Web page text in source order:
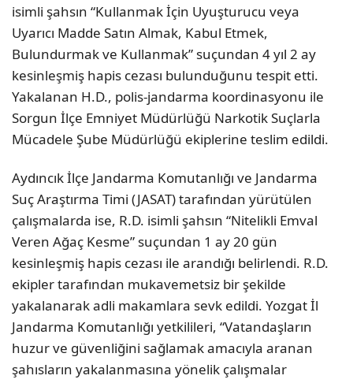
isimli şahsın “Kullanmak İçin Uyuşturucu veya
Uyarıcı Madde Satın Almak, Kabul Etmek,
Bulundurmak ve Kullanmak” suçundan 4 yıl 2 ay
kesinleşmiş hapis cezası bulunduğunu tespit etti.
Yakalanan H.D., polis-jandarma koordinasyonu ile
Sorgun İlçe Emniyet Müdürlüğü Narkotik Suçlarla
Mücadele Şube Müdürlüğü ekiplerine teslim edildi.
Aydıncık İlçe Jandarma Komutanlığı ve Jandarma
Suç Araştırma Timi (JASAT) tarafından yürütülen
çalışmalarda ise, R.D. isimli şahsın “Nitelikli Emval
Veren Ağaç Kesme” suçundan 1 ay 20 gün
kesinleşmiş hapis cezası ile arandığı belirlendi. R.D.
ekipler tarafından mukavemetsiz bir şekilde
yakalanarak adli makamlara sevk edildi. Yozgat İl
Jandarma Komutanlığı yetkilileri, “Vatandaşların
huzur ve güvenliğini sağlamak amacıyla aranan
şahısların yakalanmasına yönelik çalışmalar